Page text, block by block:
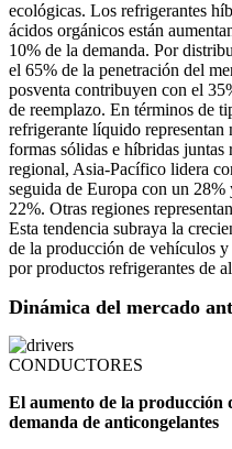
ecológicas. Los refrigerantes
ácidos orgánicos están
10% de la demanda. Por
el 65% de la penetración del
posventa contribuyen con el
de reemplazo. En términos de
refrigerante líquido representan
formas sólidas e híbridas
regional, Asia-Pacífico lidera
seguida de Europa con un
22%. Otras regiones
Esta tendencia subraya la
de la producción de vehículos
por productos refrigerantes de
Dinámica del mercado
CONDUCTORES
El aumento de la producción
demanda de anticongelantes